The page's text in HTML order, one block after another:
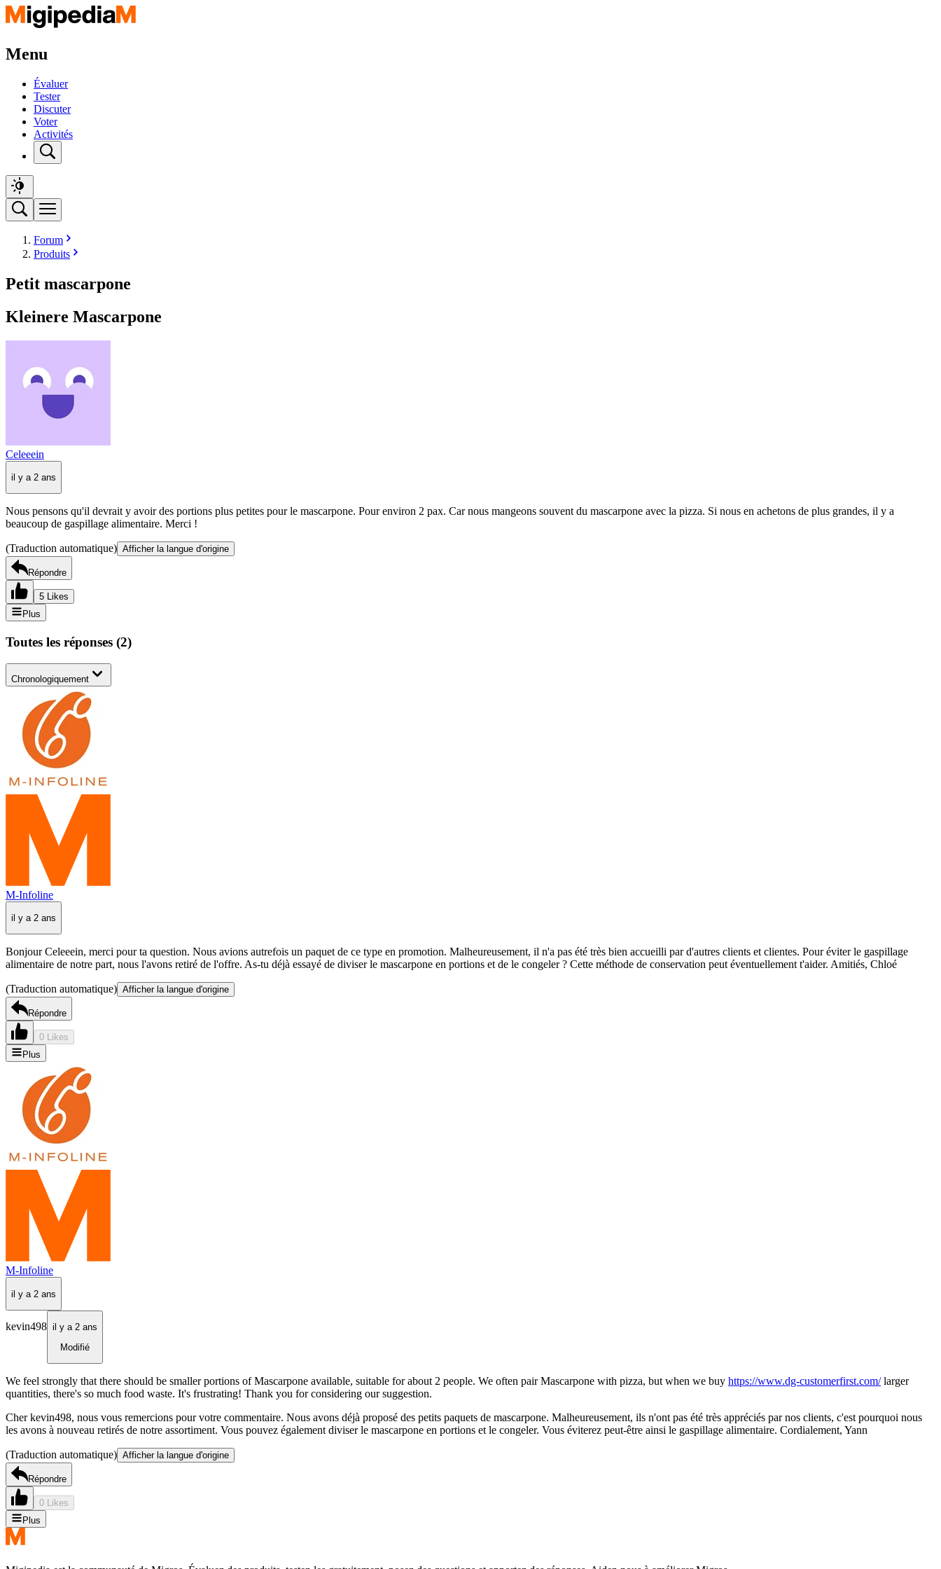
Menu
Évaluer
Tester
Discuter
Voter
Activités
Forum
Produits
Petit mascarpone
Kleinere Mascarpone
Celeeein
il y a 2 ans
Nous pensons qu'il devrait y avoir des portions plus petites pour le mascarpone. Pour environ 2 pax. Car nous mangeons souvent du mascarpone avec la pizza. Si nous en achetons de plus grandes, il y a
beaucoup de gaspillage alimentaire. Merci !
(Traduction automatique) Afficher la langue d'origine
Répondre
5 Likes
Plus
Toutes les réponses (2)
Chronologiquement
M-Infoline
il y a 2 ans
Bonjour Celeeein, merci pour ta question. Nous avions autrefois un paquet de ce type en promotion. Malheureusement, il n'a pas été très bien accueilli par d'autres clients et clientes. Pour éviter le gaspillage
alimentaire de notre part, nous l'avons retiré de l'offre. As-tu déjà essayé de diviser le mascarpone en portions et de le congeler ? Cette méthode de conservation peut éventuellement t'aider. Amitiés, Chloé
(Traduction automatique) Afficher la langue d'origine
Répondre
0 Likes
Plus
M-Infoline
il y a 2 ans
kevin498 il y a 2 ans
Modifié
We feel strongly that there should be smaller portions of Mascarpone available, suitable for about 2 people. We often pair Mascarpone with pizza, but when we buy https://www.dg-customerfirst.com/larger
quantities, there's so much food waste. It's frustrating! Thank you for considering our suggestion.
Cher kevin498, nous vous remercions pour votre commentaire. Nous avons déjà proposé des petits paquets de mascarpone. Malheureusement, ils n'ont pas été très appréciés par nos clients, c'est pourquoi nous
les avons à nouveau retirés de notre assortiment. Vous pouvez également diviser le mascarpone en portions et le congeler. Vous éviterez peut-être ainsi le gaspillage alimentaire. Cordialement, Yann
(Traduction automatique) Afficher la langue d'origine
Répondre
0 Likes
Plus